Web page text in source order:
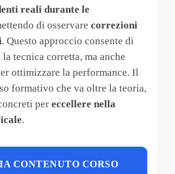
reali durante le
di osservare correzioni
. Questo approccio consente di
tecnica corretta, ma anche
ottimizzare la performance. Il
formativo che va oltre la teoria,
per eccellere nella
.
CONTENUTO CORSO